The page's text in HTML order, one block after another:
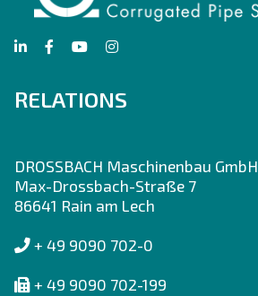
RELATIONS
DROSSBACH Maschinenbau GmbH
Max-Drossbach-Straße 7
86641 Rain am Lech
+ 49 9090 702-0
+ 49 9090 702-199